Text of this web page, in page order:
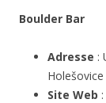
Boulder Bar
Adresse :
Holešovice
Site Web :